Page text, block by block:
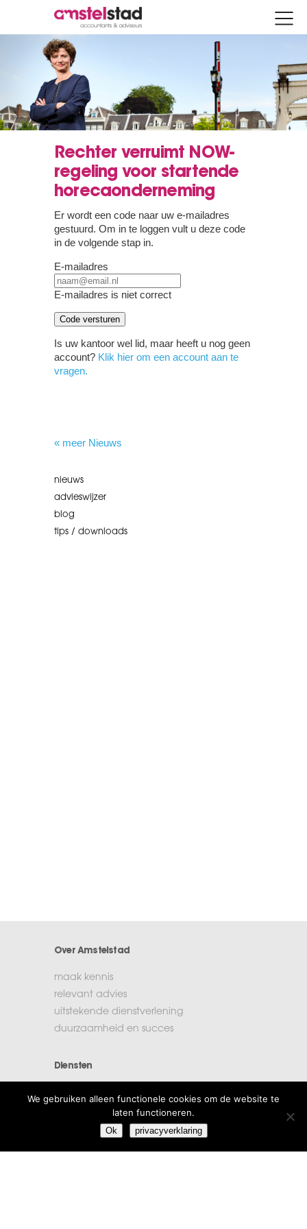
Rechter verruimt NOW-
regeling voor startende
horecaonderneming
Er wordt een code naar uw e-mailadres
gestuurd. Om in te loggen vult u deze code
in de volgende stap in.
E-mailadres
E-mailadres is niet correct
Is uw kantoor wel lid, maar heeft u nog geen
account? Klik hier om een account aan te
vragen.
« meer Nieuws
nieuws
advieswijzer
blog
tips / downloads
Over Amstelstad
maak kennis
relevant advies
uitstekende dienstverlening
duurzaamheid en succes
Diensten
accountancy
administratie
belastingen
We gebruiken alleen functionele cookies om de website te
laten functioneren.
Ok privacyverklaring